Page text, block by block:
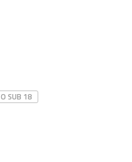
SUB 18